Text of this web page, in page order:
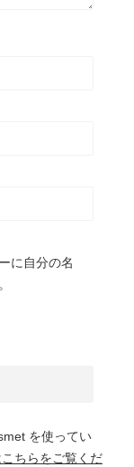
に自分の名
を使ってい
ちらをご覧くだ